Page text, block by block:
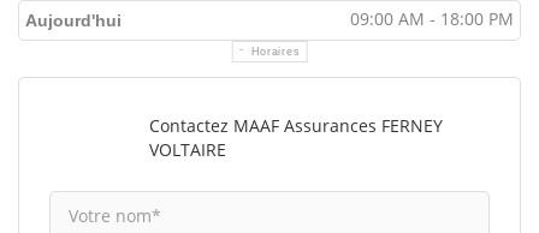
Aujourd'hui 09:00 AM - 18:00 PM
Horaires
Contactez MAAF Assurances FERNEY
VOLTAIRE